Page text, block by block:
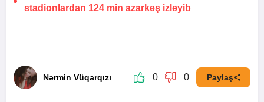
stadionlardan 124 min azarkeş izləyib
Nərmin Vüqarqızı 0 0 Paylaş